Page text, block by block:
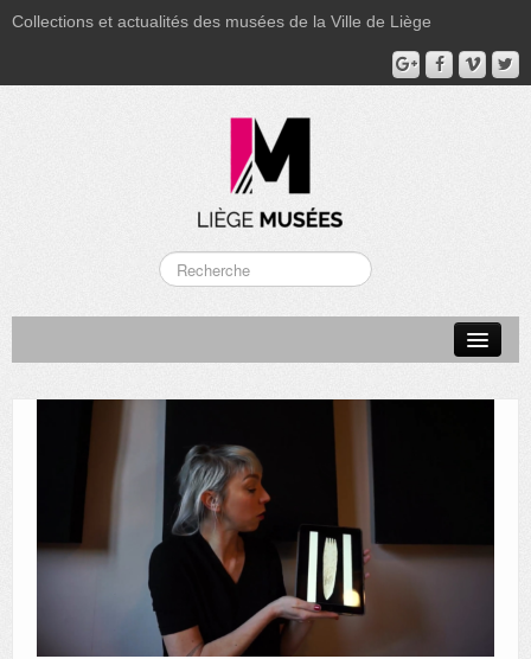
Collections et actualités des musées de la Ville de Liège
MUSÉE GRÉTRY
MUSÉE DU LUMINAIRE
FONDS PATRIMONIAUX
AUTRES LIEUX
ANIMATIONS DES MUSÉES